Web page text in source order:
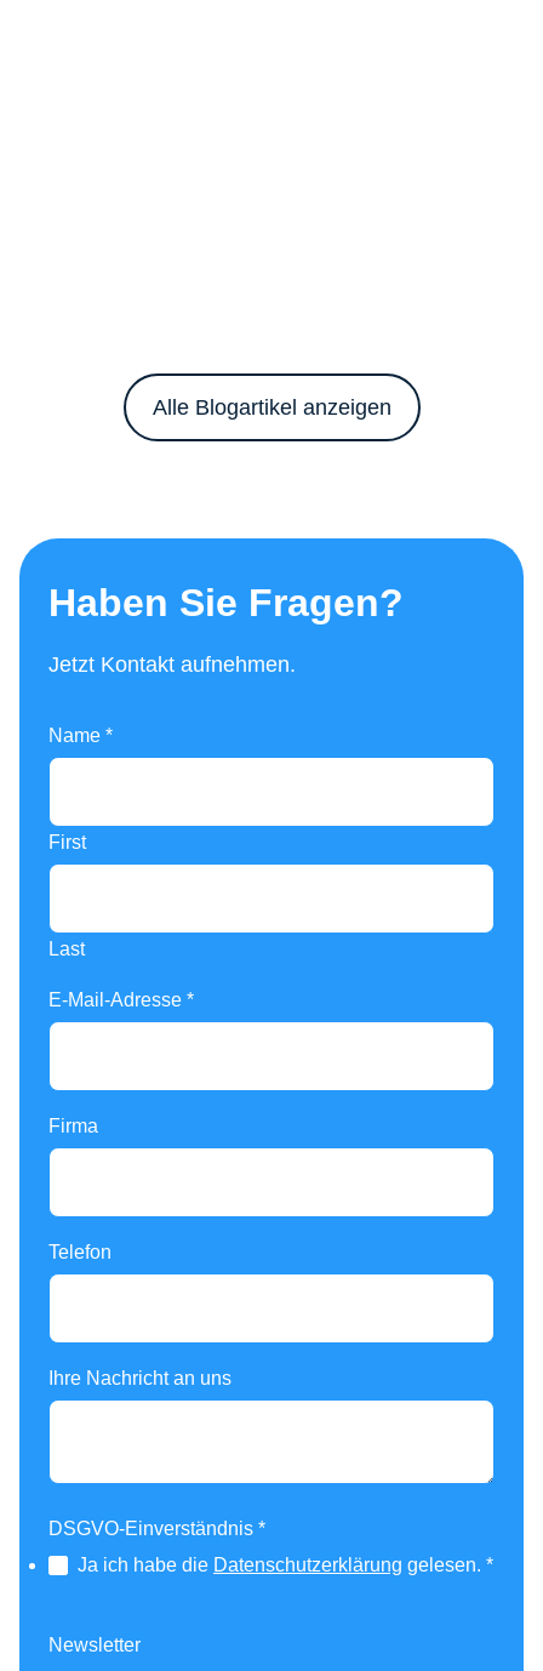
Alle Blogartikel anzeigen
Haben Sie Fragen?
Jetzt Kontakt aufnehmen.
Name *
First
Last
E-Mail-Adresse *
Firma
Telefon
Ihre Nachricht an uns
DSGVO-Einverständnis *
Ja ich habe die Datenschutzerklärung gelesen. *
Newsletter